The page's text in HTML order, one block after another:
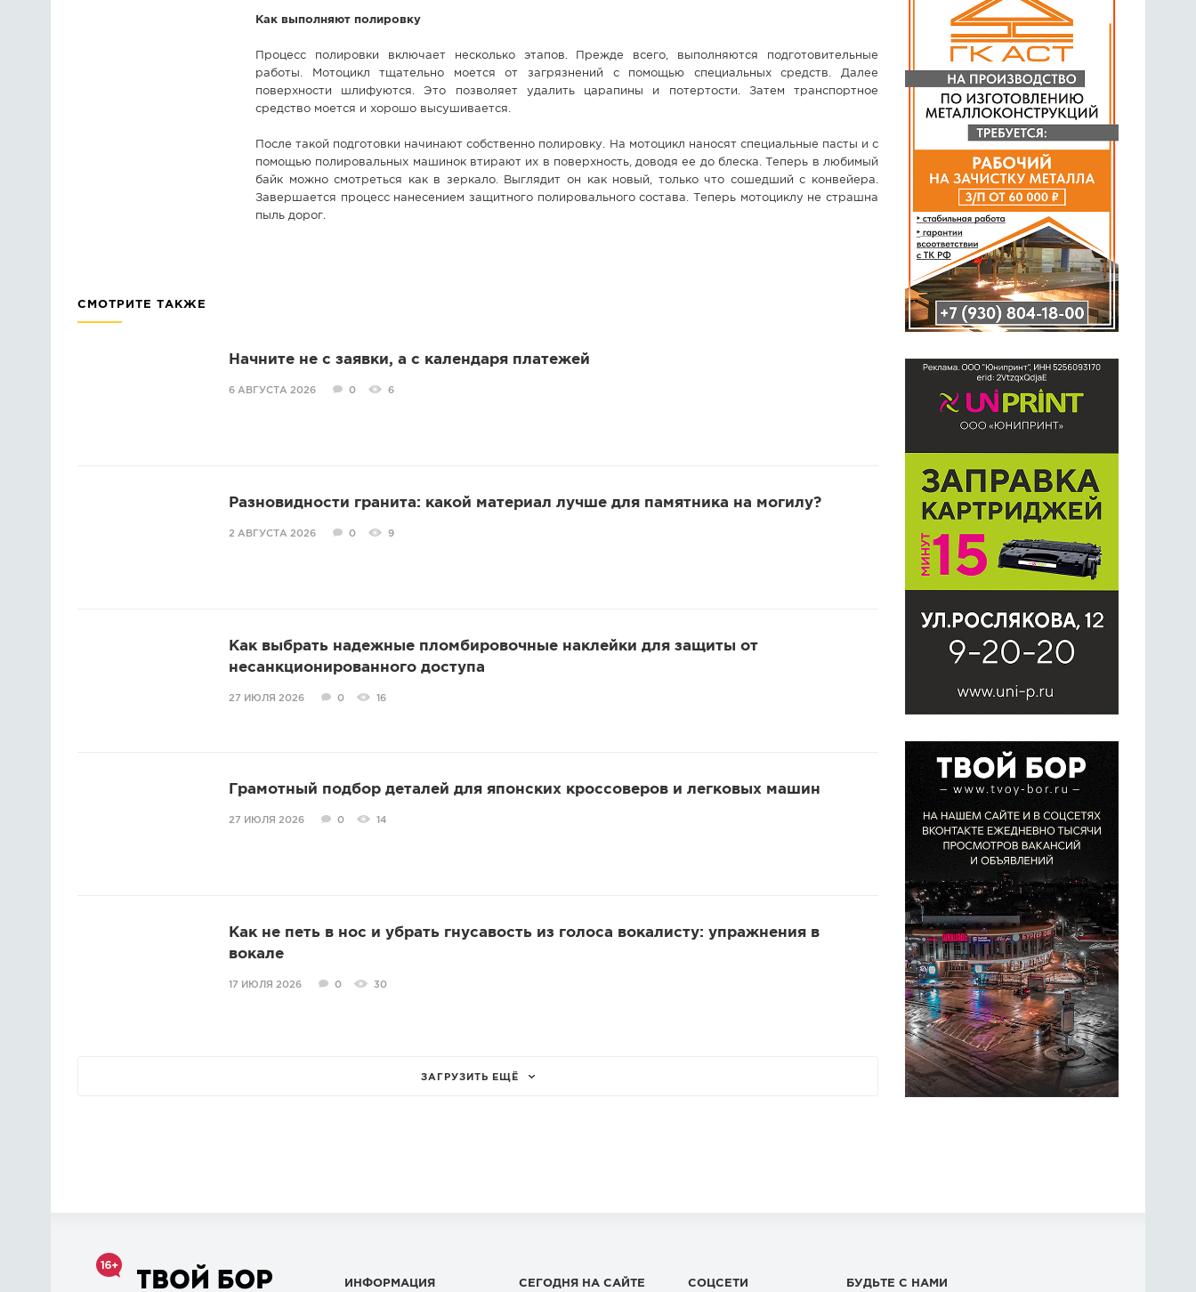
Как выполняют полировку
Процесс полировки включает несколько этапов. Прежде всего, выполняются подготовительные
работы. Мотоцикл тщательно моется от загрязнений с помощью специальных средств. Далее
поверхности шлифуются. Это позволяет удалить царапины и потертости. Затем транспортное
средство моется и хорошо высушивается.
После такой подготовки начинают собственно полировку. На мотоцикл наносят специальные пасты и с
помощью полировальных машинок втирают их в поверхность, доводя ее до блеска. Теперь в любимый
байк можно смотреться как в зеркало. Выглядит он как новый, только что сошедший с конвейера.
Завершается процесс нанесением защитного полировального состава. Теперь мотоциклу не страшна
пыль дорог.
СМОТРИТЕ ТАКЖЕ
Начните не с заявки, а с календаря платежей
6 АВГУСТА 2026 0 6
Разновидности гранита: какой материал лучше для памятника на могилу?
2 АВГУСТА 2026 0 9
Как выбрать надежные пломбировочные наклейки для защиты от
несанкционированного доступа
27 ИЮЛЯ 2026 0 16
Грамотный подбор деталей для японских кроссоверов и легковых машин
27 ИЮЛЯ 2026 0 14
Как не петь в нос и убрать гнусавость из голоса вокалисту: упражнения в
вокале
17 ИЮЛЯ 2026 0 30
ЗАГРУЗИТЬ ЕЩЁ
ИНФОРМАЦИЯ СЕГОДНЯ НА САЙТЕ СОЦСЕТИ БУДЬТЕ С НАМИ